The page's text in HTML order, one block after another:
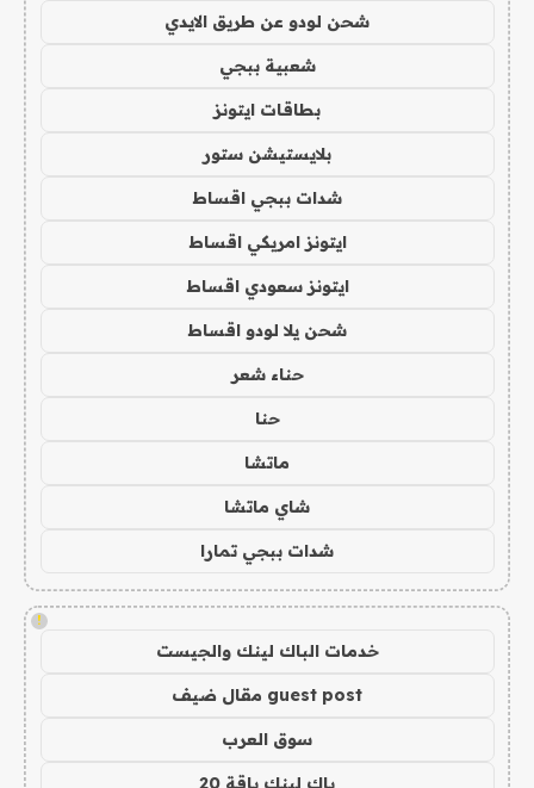
شحن لودو عن طريق الايدي
شعبية ببجي
بطاقات ايتونز
بلايستيشن ستور
شدات ببجي اقساط
ايتونز امريكي اقساط
ايتونز سعودي اقساط
شحن يلا لودو اقساط
حناء شعر
حنا
ماتشا
شاي ماتشا
شدات ببجي تمارا
!
خدمات الباك لينك والجيست
guest post مقال ضيف
سوق العرب
باك لينك باقة 20